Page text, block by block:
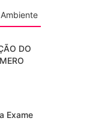
DO
Exame